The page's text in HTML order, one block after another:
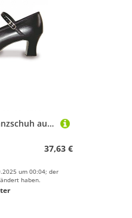
Roch Valley Gigi Tanzschuh aus PU für Charakter-Tanz Schwarz 7.5L (41.5)
37,63 €
um 00:04; der
haben.